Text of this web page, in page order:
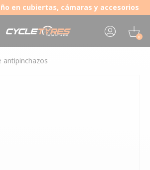
en cubiertas, cámaras y accesorios
0
antipinchazos